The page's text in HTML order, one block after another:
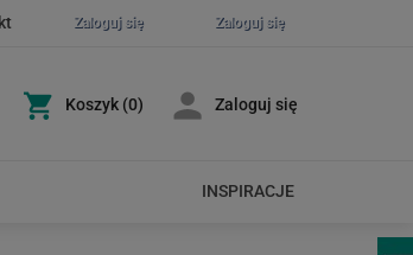
Zaloguj się
Zaloguj się
Koszyk (0) Zaloguj się
INSPIRACJE